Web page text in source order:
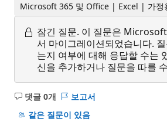
Microsoft 365 및 Office | Excel | 가
잠긴 질문. 이 질문은
서 마이그레이션되었습니다.
는지 여부에 대해 응답할 수는
신을 추가하거나 질문을 따를
댓글 0개
설
명
보고서
같은 질문이 있음